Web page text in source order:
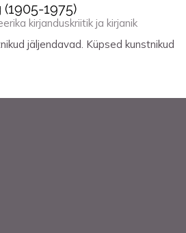
(1905-1975)
kirjanduskriitik ja kirjanik
jäljendavad. Küpsed kunstnikud